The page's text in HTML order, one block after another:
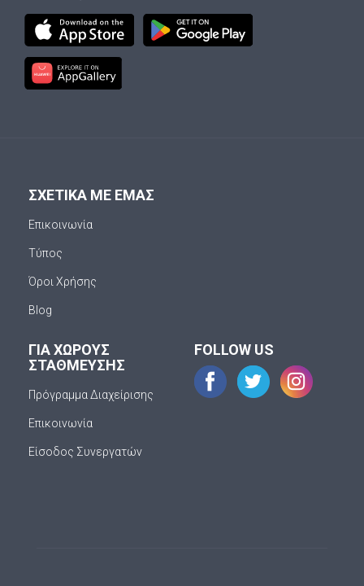
ΣΧΕΤΙΚΑ ΜΕ ΕΜΑΣ
Επικοινωνία
Τύπος
Όροι Χρήσης
Blog
ΓΙΑ ΧΩΡΟΥΣ
ΣΤΑΘΜΕΥΣΗΣ
Πρόγραμμα Διαχείρισης
Επικοινωνία
Είσοδος Συνεργατών
FOLLOW US